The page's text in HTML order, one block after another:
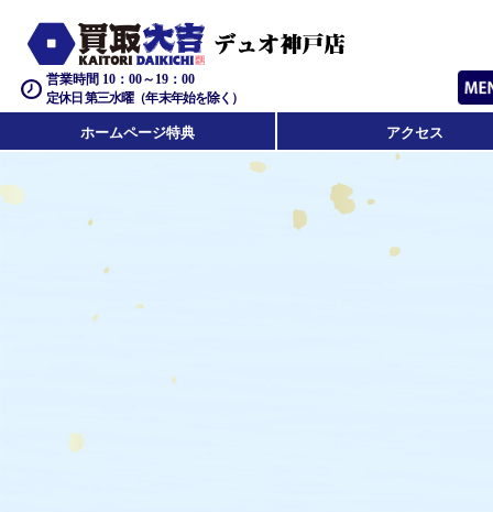
営業時間 10：00～19：00
定休日 第三水曜（年末年始を除く）
ホームページ特典 アクセス